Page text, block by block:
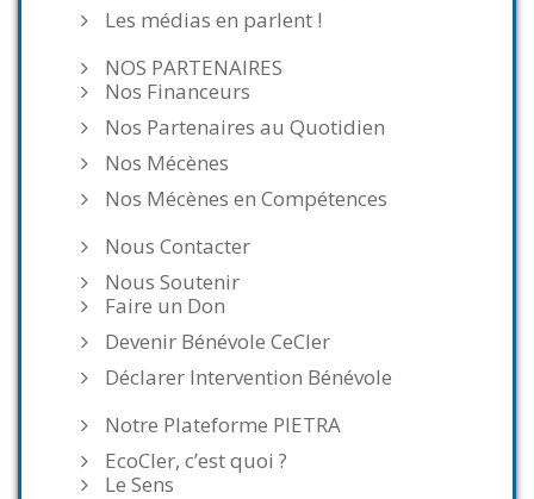
Les médias en parlent !
NOS PARTENAIRES
Nos Financeurs
Nos Partenaires au Quotidien
Nos Mécènes
Nos Mécènes en Compétences
Nous Contacter
Nous Soutenir
Faire un Don
Devenir Bénévole CeCler
Déclarer Intervention Bénévole
Notre Plateforme PIETRA
EcoCler, c’est quoi ?
Le Sens